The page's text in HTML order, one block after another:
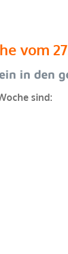
vom
in den
sind: